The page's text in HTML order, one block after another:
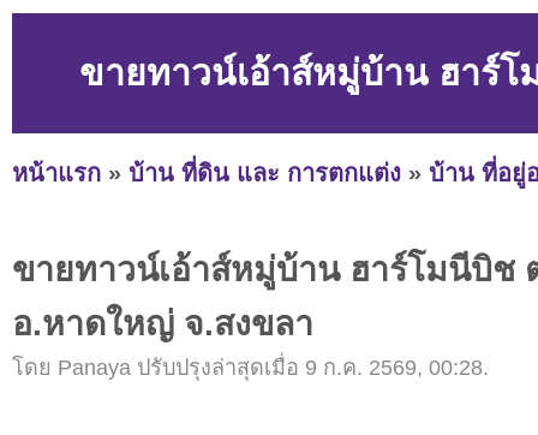
ขายทาวน์เอ้าส์หมู่บ้าน ฮาร์
หน้าแรก » บ้าน ที่ดิน และ การตกแต่ง » บ้าน ที่อยู่
ขายทาวน์เอ้าส์หมู่บ้าน ฮาร์โมนีบิช
อ.หาดใหญ่ จ.สงขลา
โดย Panaya ปรับปรุงล่าสุดเมื่อ 9 ก.ค. 2569, 00:28.